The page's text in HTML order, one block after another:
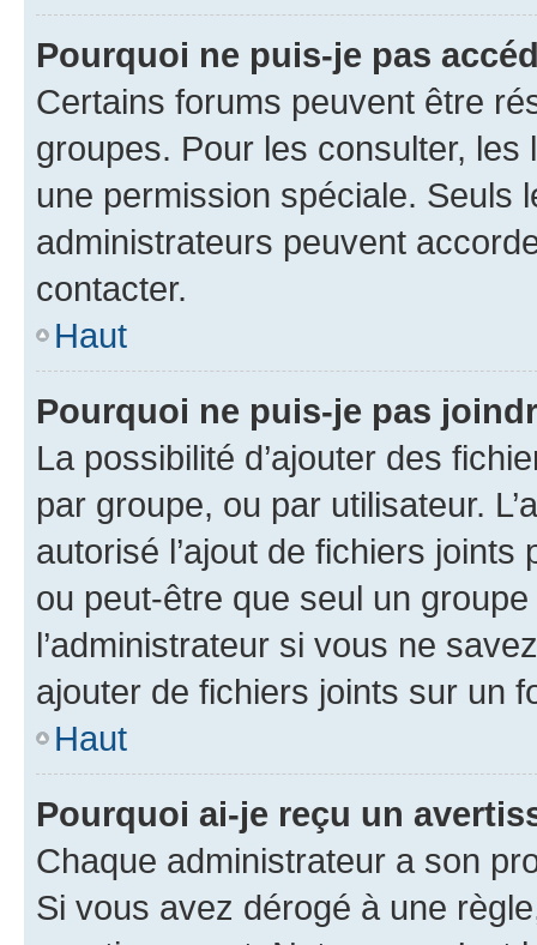
Pourquoi ne puis-je pas
Certains forums peuvent être
groupes. Pour les consulter,
une permission spéciale. Seuls
administrateurs peuvent
contacter.
Haut
Pourquoi ne puis-je pas
La possibilité d’ajouter des
par groupe, ou par utilisateur.
autorisé l’ajout de fichiers
ou peut-être que seul un
l’administrateur si vous ne
ajouter de fichiers joints sur un
Haut
Pourquoi ai-je reçu un
Chaque administrateur a son
Si vous avez dérogé à une